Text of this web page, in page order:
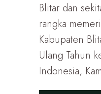
Blitar dan
rangka
Kabupaten
Ulang Tahun
Indonesia,